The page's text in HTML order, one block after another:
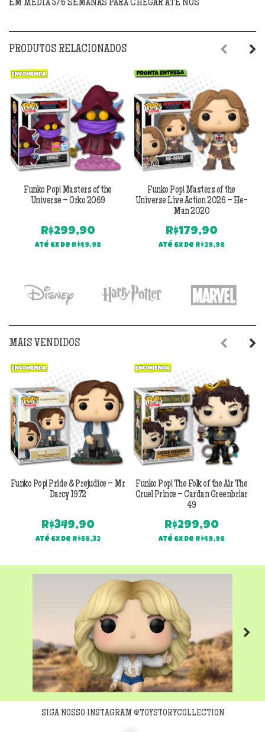
EM MÉDIA 5/6 SEMANAS PARA CHEGAR ATÉ NÓS
PRODUTOS RELACIONADOS
Funko Pop! Masters of the
Universe – Orko 2069
R$299,90
Até 6x de R$49,98
Funko Pop! Masters of the
Universe Live Action 2026 – He-
Man 2020
R$179,90
Até 6x de R$29,98
MAIS VENDIDOS
Funko Pop! Pride & Prejudice – Mr
Darcy 1972
R$349,90
Até 6x de R$58,32
Funko Pop! The Folk of the Air The
Cruel Prince – Cardan Greenbriar
49
R$299,90
Até 6x de R$49,98
Next
SIGA NOSSO INSTAGRAM @TOYSTORYCOLLECTION